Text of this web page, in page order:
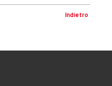
Indietro